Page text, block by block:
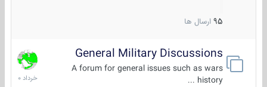
95 ارسال ها
General Military Discussions
A forum for general issues such as wars
history ...
10
خرداد
1400